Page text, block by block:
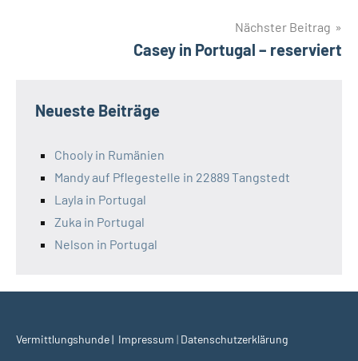
Nächster Beitrag
Casey in Portugal – reserviert
Neueste Beiträge
Chooly in Rumänien
Mandy auf Pflegestelle in 22889 Tangstedt
Layla in Portugal
Zuka in Portugal
Nelson in Portugal
Vermittlungshunde | Impressum | Datenschutzerklärung